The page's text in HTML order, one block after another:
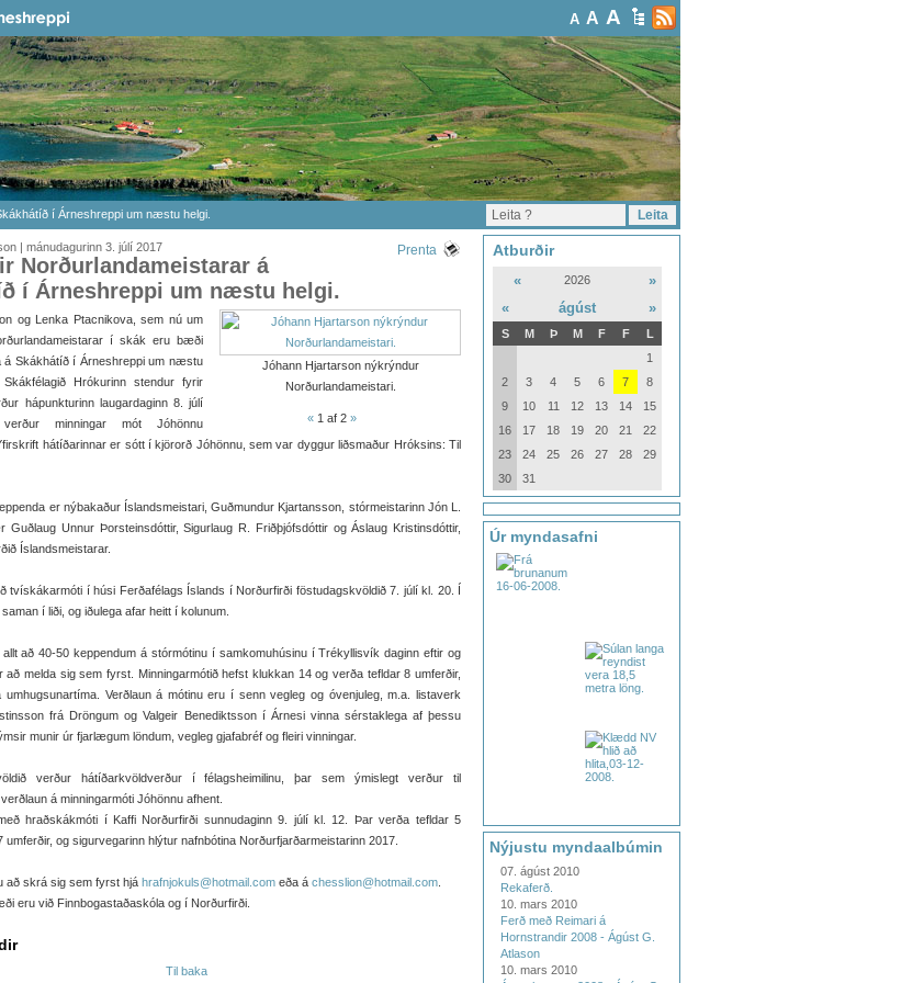
A A A
í Árneshreppi um næstu helgi.
| mánudagurinn 3. júlí 2017 Prenta
Norðurlandameistarar á
í Árneshreppi um næstu helgi.
Jóhann Hjartarson nýkrýndur
Norðurlandameistari.
« 1 af 2 »
og Lenka Ptacnikova, sem nú um
í skák eru bæði
á Skákhátíð í Árneshreppi um næstu
Hrókurinn stendur fyrir
hápunkturinn laugardaginn 8. júlí
minningar mót Jóhönnu
hátíðarinnar er sótt í kjörorð Jóhönnu, sem var dyggur liðsmaður Hróksins: Til
er nýbakaður Íslandsmeistari, Guðmundur Kjartansson, stórmeistarinn Jón L.
Guðlaug Unnur Þorsteinsdóttir, Sigurlaug R. Friðþjófsdóttir og Áslaug Kristinsdóttir,
Íslandsmeistarar.
tvískákarmóti í húsi Ferðafélags Íslands í Norðurfirði föstudagskvöldið 7. júlí kl. 20. Í
í liði, og iðulega afar heitt í kolunum.
að 40-50 keppendum á stórmótinu í samkomuhúsinu í Trékyllisvík daginn eftir og
melda sig sem fyrst. Minningarmótið hefst klukkan 14 og verða tefldar 8 umferðir,
umhugsunartíma. Verðlaun á mótinu eru í senn vegleg og óvenjuleg, m.a. listaverk
frá Dröngum og Valgeir Benediktsson í Árnesi vinna sérstaklega af þessu
munir úr fjarlægum löndum, vegleg gjafabréf og fleiri vinningar.
verður hátíðarkvöldverður í félagsheimilinu, þar sem ýmislegt verður til
á minningarmóti Jóhönnu afhent.
hraðskákmóti í Kaffi Norðurfirði sunnudaginn 9. júlí kl. 12. Þar verða tefldar 5
umferðir, og sigurvegarinn hlýtur nafnbótina Norðurfjarðarmeistarinn 2017.
að skrá sig sem fyrst hjá hrafnjokuls@hotmail.com eða á chesslion@hotmail.com
eru við Finnbogastaðaskóla og í Norðurfirði.
Til baka
Atburðir
« 2026
»
«
ágúst »
S M Þ M F F
L
1
2
3 4 5 6 7
8
9
10 11 12 13 14
15
16
17 18 19 20 21
22
23
24 25 26 27 28
29
30
31
Úr myndasafni
Nýjustu myndaalbúmin
07. ágúst 2010
Rekaferð.
10. mars 2010
Ferð með Reimari á
Hornstrandir 2008 - Ágúst G.
Atlason
10. mars 2010